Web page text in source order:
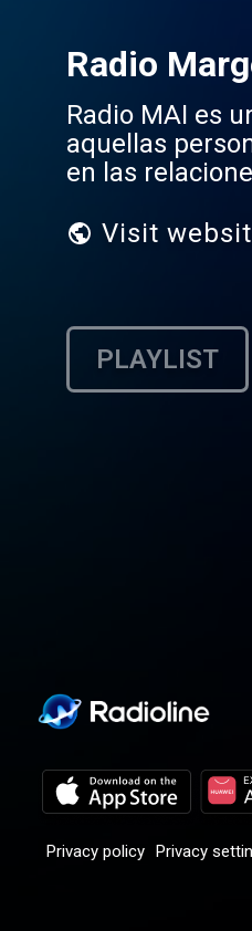
Radio
Radio MAI es
aquellas
en las
Visit
PLAYLIST
Privacy policy Privacy